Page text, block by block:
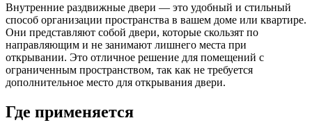
Внутренние раздвижные двери — это удобный и стильный
способ организации пространства в вашем доме или квартире.
Они представляют собой двери, которые скользят по
направляющим и не занимают лишнего места при
открывании. Это отличное решение для помещений с
ограниченным пространством, так как не требуется
дополнительное место для открывания двери.
Где применяется